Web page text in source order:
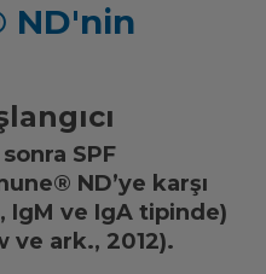
ND'nin
SPF
ND’ye karşı
IgM ve IgA tipinde)
ve ark., 2012).